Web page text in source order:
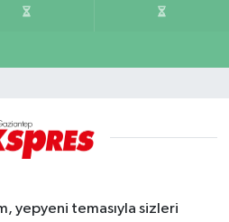
yepyeni temasıyla sizleri